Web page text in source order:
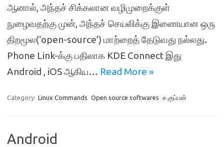
ஆனால், அந்தச் சிக்கலான வழிமுறைக்குள்
நுழைவதற்கு முன், அந்தச் செயலிக்கு இணையான ஒரு
திறமூல(‘open-source’) மாற்றைத் தேடுவது நல்லது.
Phone Link-க்கு பதிலாக KDE Connect இது
Android , iOS ஆகிய… Read More »
Category: Linux Commands Open source softwares ச.குப்பன்
Android